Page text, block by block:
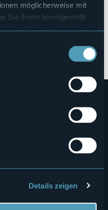
möglicherweise mit
Sie ihnen bereitgestellt
Ihrer Nutzung der Dienste
Details zeigen